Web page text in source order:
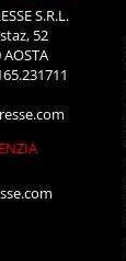
S.R.L.
52
AOSTA